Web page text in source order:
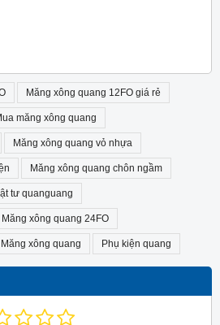
Măng xông quang 12FO giá rẻ
măng xông quang
Măng xông quang vỏ nhựa
Măng xông quang chôn ngầm
tư quanguang
Măng xông quang 24FO
Măng xông quang Phụ kiện quang